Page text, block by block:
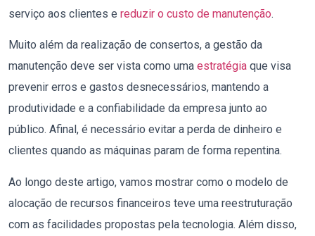
serviço aos clientes e reduzir o custo de manutenção.
Muito além da realização de consertos, a gestão da
manutenção deve ser vista como uma estratégia que visa
prevenir erros e gastos desnecessários, mantendo a
produtividade e a confiabilidade da empresa junto ao
público. Afinal, é necessário evitar a perda de dinheiro e
clientes quando as máquinas param de forma repentina.
Ao longo deste artigo, vamos mostrar como o modelo de
alocação de recursos financeiros teve uma reestruturação
com as facilidades propostas pela tecnologia. Além disso,